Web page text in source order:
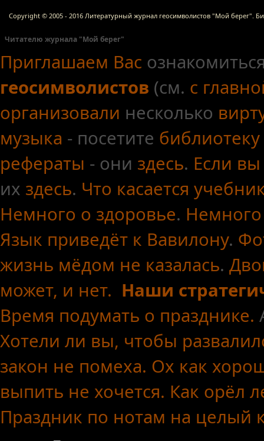
Copyright © 2005 - 2016 Литературный журнал геосимволистов "Мой берег".
Читателю журнала "Мой берег"
Приглашаем Вас
геосимволистов (см. с
организовали несколько
музыка - посетите
рефераты - они здесь. Если
их здесь. Что касается
Немного о здоровье.
Язык приведёт к Вавилону.
жизнь мёдом не казалась.
может, и нет. Наши
Время подумать о празднике.
Хотели ли вы, чтобы
закон не помеха. Ох как
выпить не хочется. Как орёл
Праздник по нотам на целый